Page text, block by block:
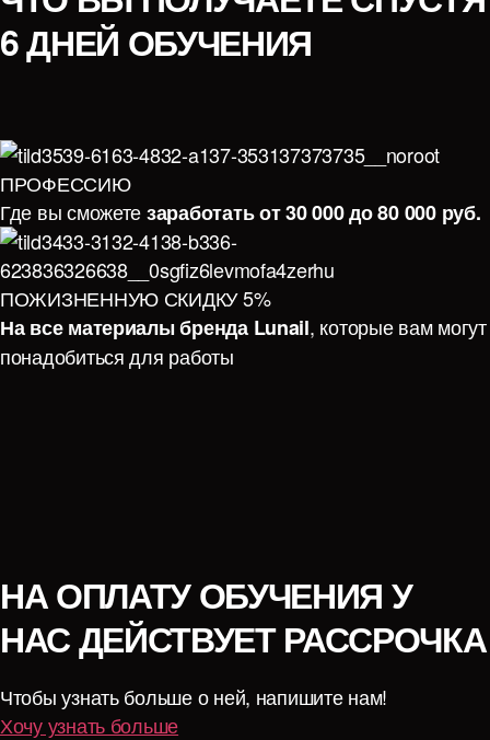
6 ДНЕЙ ОБУЧЕНИЯ
ПРОФЕССИЮ
Где вы сможетезаработать от 30 000 до 80 000 руб.
ПОЖИЗНЕННУЮ СКИДКУ 5%
На все материалы бренда Lunail, которые вам могут
понадобиться для работы
НА ОПЛАТУ ОБУЧЕНИЯ У
НАС ДЕЙСТВУЕТ РАССРОЧКА
Чтобы узнать больше о ней, напишите нам!
Хочу узнать больше